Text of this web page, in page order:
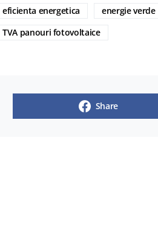
eficienta energetica energie verde
TVA panouri fotovoltaice
Share